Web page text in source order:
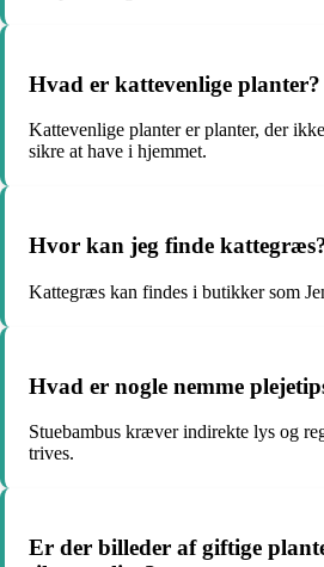
Hvad er kattevenlige planter?
Kattevenlige planter er planter, der
sikre at have i hjemmet.
Hvor kan jeg finde
Kattegræs kan findes i butikker som
Hvad er nogle nemme
Stuebambus kræver indirekte lys og
trives.
Er der billeder af giftige